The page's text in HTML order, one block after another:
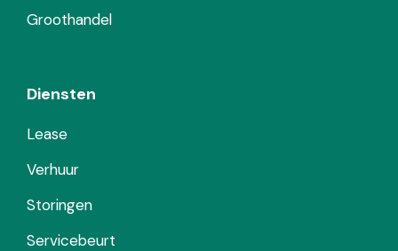
Groothandel
Diensten
Lease
Verhuur
Storingen
Servicebeurt